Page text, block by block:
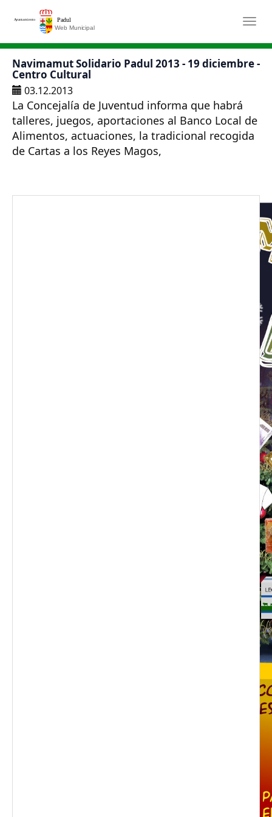
Saltar al contenido principal
Navimamut Solidario Padul 2013 - 19 diciembre -
Centro Cultural
03.12.2013
La Concejalía de Juventud informa que habrá
talleres, juegos, aportaciones al Banco Local de
Alimentos, actuaciones, la tradicional recogida
de Cartas a los Reyes Magos,